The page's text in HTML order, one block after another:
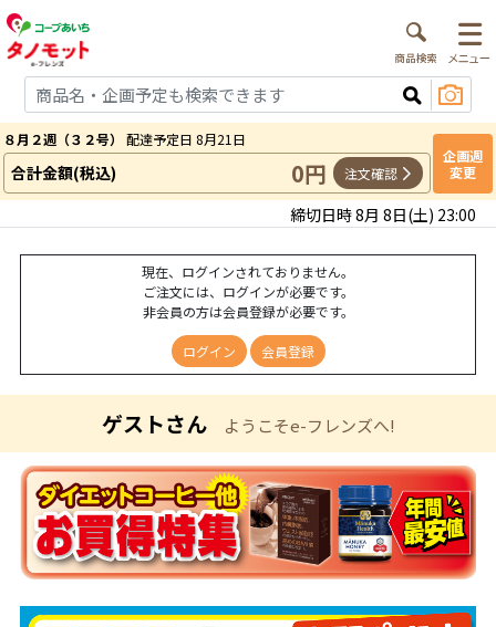
８月２週（３２号） 配達予定日 8月21日
合計金額(税込) 0円 注文確認
企画週
変更
締切日時 8月 8日(土) 23:00
現在、ログインされておりません。
ご注文には、ログインが必要です。
非会員の方は会員登録が必要です。
ログイン 会員登録
ゲストさんようこそe-フレンズへ!